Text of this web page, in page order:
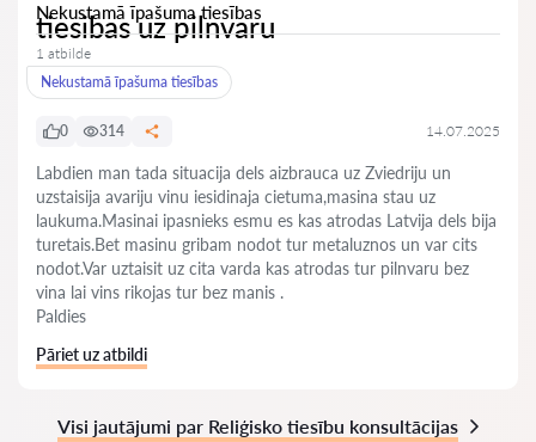
Nekustamā īpašuma tiesības
tiesibas uz pilnvaru
1 atbilde
Nekustamā īpašuma tiesības
0 314 14.07.2025
Labdien man tada situacija dels aizbrauca uz Zviedriju un
uzstaisija avariju vinu iesidinaja cietuma,masina stau uz
laukuma.Masinai ipasnieks esmu es kas atrodas Latvija dels bija
turetais.Bet masinu gribam nodot tur metaluznos un var cits
nodot.Var uztaisit uz cita varda kas atrodas tur pilnvaru bez
vina lai vins rikojas tur bez manis .
Paldies
Pāriet uz atbildi
Visi jautājumi par Reliģisko tiesību konsultācijas